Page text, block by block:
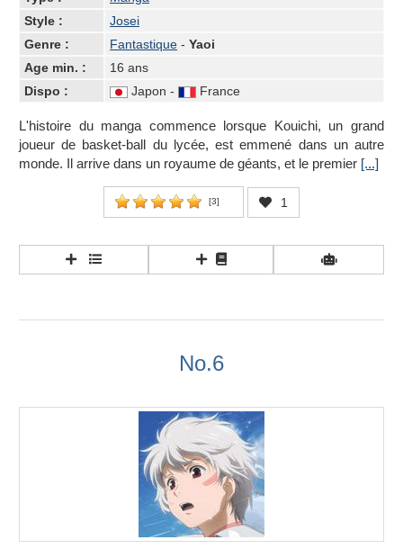
Style :
Josei
Genre :
Fantastique - Yaoi
Age min. :
16 ans
Dispo :
Japon - France
L'histoire du manga commence lorsque Kouichi, un grand
joueur de basket-ball du lycée, est emmené dans un autre
monde. Il arrive dans un royaume de géants, et le premier [...]
[3] 1
No.6